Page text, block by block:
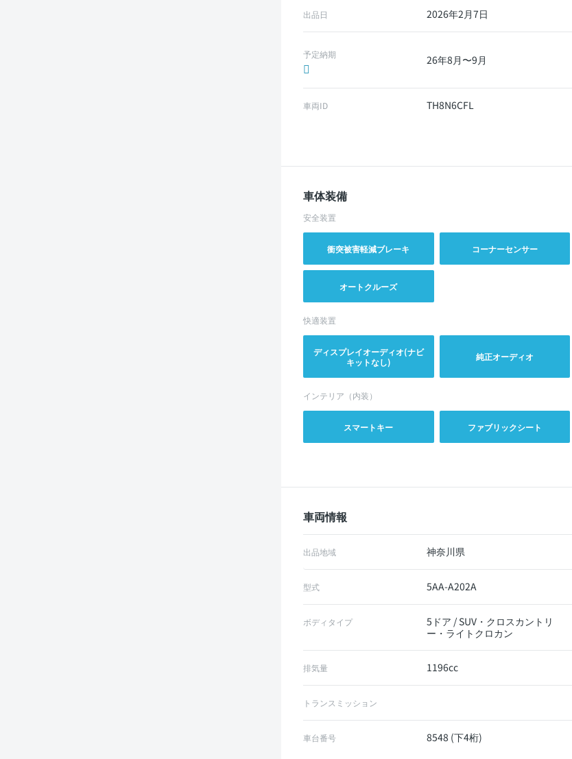
出品日 2026年2月7日
予定納期 26年8月〜9月
車両ID TH8N6CFL
車体装備
安全装置
衝突被害軽減ブレーキ コーナーセンサー
オートクルーズ
快適装置
ディスプレイオーディオ(ナビ
キットなし)
純正オーディオ
インテリア（内装）
スマートキー ファブリックシート
車両情報
出品地域 神奈川県
型式 5AA-A202A
ボディタイプ
5ドア / SUV・クロスカントリ
ー・ライトクロカン
排気量 1196cc
トランスミッション
車台番号 8548 (下4桁)